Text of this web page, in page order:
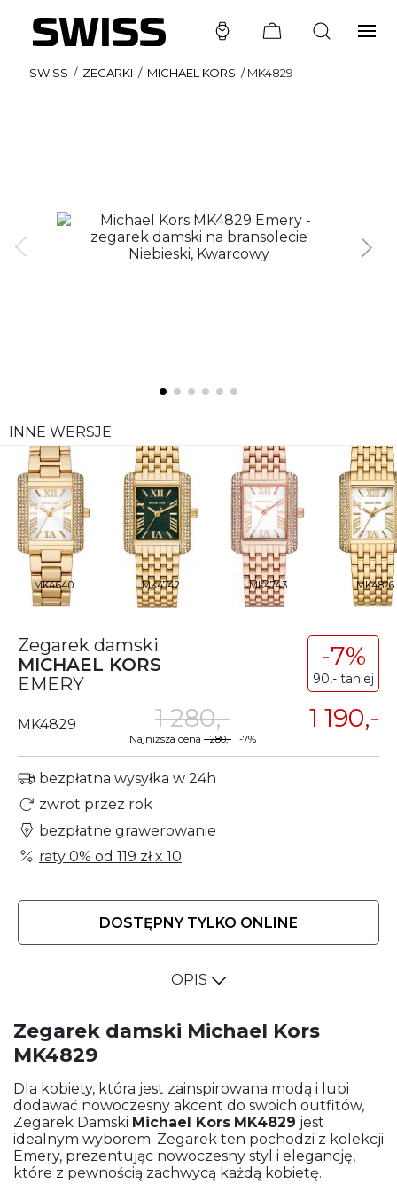
SWISS / ZEGARKI / MICHAEL KORS /MK4829
INNE WERSJE
MK4640 MK4742 MK4743 MK4826
Zegarek damski
MICHAEL KORS
EMERY
-7%
90,- taniej
MK4829 1 190,-
1 280,-
Najniższa cena 1 280,- -7%
bezpłatna wysyłka w 24h
zwrot przez rok
bezpłatne grawerowanie
raty 0% od 119 złx 10
DOSTĘPNY TYLKO ONLINE
OPIS
Zegarek damski Michael Kors
MK4829
Dla kobiety, która jest zainspirowana modą i lubi
dodawać nowoczesny akcent do swoich outfitów,
Zegarek Damski Michael Kors MK4829 jest
idealnym wyborem. Zegarek ten pochodzi z kolekcji
Emery, prezentując nowoczesny styl i elegancję,
które z pewnością zachwycą każdą kobietę.